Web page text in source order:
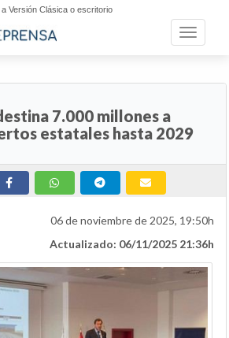
a Versión Clásica o escritorio
Toggle
7.000 millones a
estatales hasta 2029
06 de noviembre de 2025, 19:50h
Actualizado: 06/11/2025 21:36h